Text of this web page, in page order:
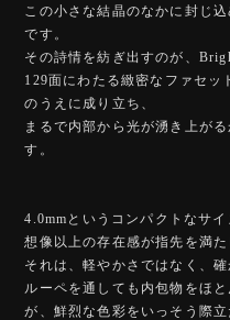
この小さな結晶のなかに封じ
です。
その詩情を紡ぎ出すのが、
129面にわたる緻密なファセッ
のうえに成り立ち、
まるで内部から光が湧き上が
す。
4.0mmというコンパクトなサ
想像以上の存在感が指先を満た
それは、軽やかさではなく、確
ルーペを通しても内包物をほ
が、鮮烈な色彩をいっそう際立